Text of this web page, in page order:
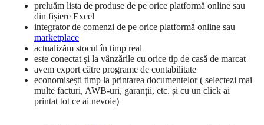
preluăm lista de produse de pe orice platformă online sau
din fișiere Excel
integrator de comenzi de pe orice platformă online sau
marketplace
actualizăm stocul în timp real
este conectat și la vânzările cu orice tip de casă de marcat
avem export către programe de contabilitate
economisești timp la printarea documentelor ( selectezi mai
multe facturi, AWB-uri, garanții, etc. și cu un click ai
printat tot ce ai nevoie)